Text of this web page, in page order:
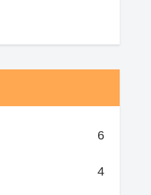
6
4